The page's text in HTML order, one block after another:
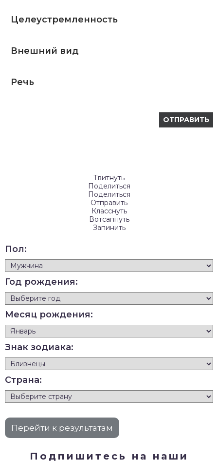
Целеустремленность
Внешний вид
Речь
Твитнуть
Поделиться
Поделиться
Отправить
Класснуть
Вотсапнуть
Запинить
Пол:
Год рождения:
Месяц рождения:
Знак зодиака:
Страна:
Подпишитесь на наши